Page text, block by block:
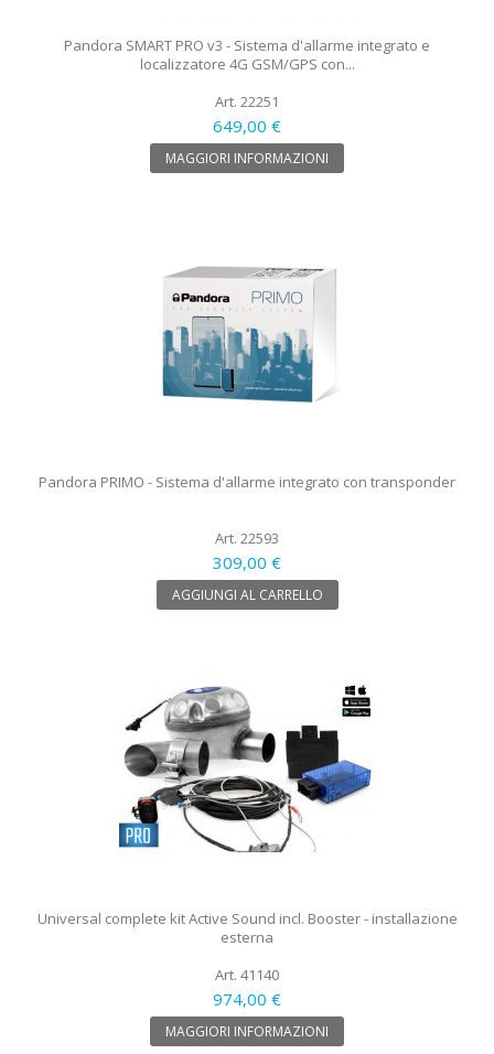
Pandora SMART PRO v3 - Sistema d'allarme integrato e
localizzatore 4G GSM/GPS con...
Art. 22251
649,00 €
MAGGIORI INFORMAZIONI
Pandora PRIMO - Sistema d'allarme integrato con transponder
Art. 22593
309,00 €
AGGIUNGI AL CARRELLO
Universal complete kit Active Sound incl. Booster - installazione
esterna
Art. 41140
974,00 €
MAGGIORI INFORMAZIONI